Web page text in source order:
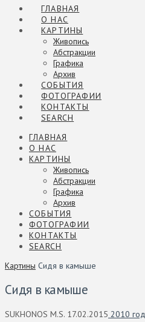
ГЛАВНАЯ
О НАС
КАРТИНЫ
Живопись
Абстракции
Графика
Архив
СОБЫТИЯ
ФОТОГРАФИИ
КОНТАКТЫ
SEARCH
ГЛАВНАЯ
О НАС
КАРТИНЫ
Живопись
Абстракции
Графика
Архив
СОБЫТИЯ
ФОТОГРАФИИ
КОНТАКТЫ
SEARCH
Картины Сидя в камыше
Сидя в камыше
SUKHONOS M.S. 17.02.2015 2010 год